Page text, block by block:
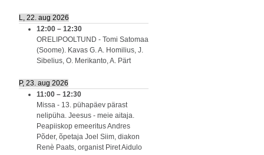
L, 22. aug 2026
12:00 – 12:30
ORELIPOOLTUND - Tomi Satomaa
(Soome). Kavas G. A. Homilius, J.
Sibelius, O. Merikanto, A. Pärt
P, 23. aug 2026
11:00 – 12:30
Missa - 13. pühapäev pärast
nelipüha. Jeesus - meie aitaja.
Peapiiskop emeeritus Andres
Põder, õpetaja Joel Siim, diakon
Renè Paats, organist Piret Aidulo